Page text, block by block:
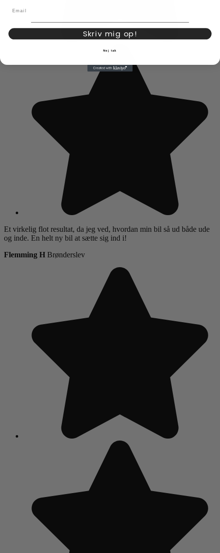
Et virkelig flot resultat, da jeg ved, hvordan min bil så ud både ude
og inde. En helt ny bil at sætte sig ind i!
Flemming H Brønderslev
Skriv mig op!
Nej tak